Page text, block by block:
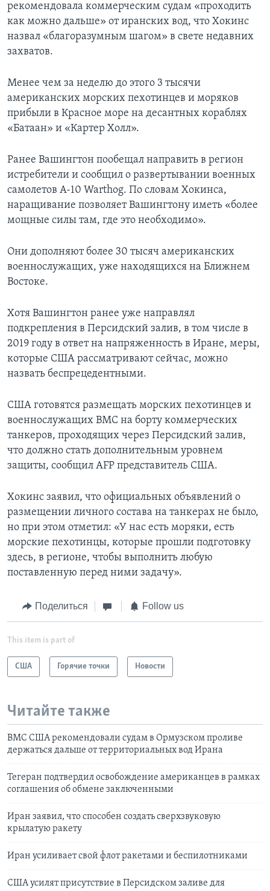
рекомендовала коммерческим судам «проходить
как можно дальше» от иранских вод, что Хокинс
назвал «благоразумным шагом» в свете недавних
захватов.
Менее чем за неделю до этого 3 тысячи
американских морских пехотинцев и моряков
прибыли в Красное море на десантных кораблях
«Батаан» и «Картер Холл».
Ранее Вашингтон пообещал направить в регион
истребители и сообщил о развертывании военных
самолетов A-10 Warthog. По словам Хокинса,
наращивание позволяет Вашингтону иметь «более
мощные силы там, где это необходимо».
Они дополняют более 30 тысяч американских
военнослужащих, уже находящихся на Ближнем
Востоке.
Хотя Вашингтон ранее уже направлял
подкрепления в Персидский залив, в том числе в
2019 году в ответ на напряженность в Иране, меры,
которые США рассматривают сейчас, можно
назвать беспрецедентными.
США готовятся размещать морских пехотинцев и
военнослужащих ВМС на борту коммерческих
танкеров, проходящих через Персидский залив,
что должно стать дополнительным уровнем
защиты, сообщил АFP представитель США.
Хокинс заявил, что официальных объявлений о
размещении личного состава на танкерах не было,
но при этом отметил: «У нас есть моряки, есть
морские пехотинцы, которые прошли подготовку
здесь, в регионе, чтобы выполнить любую
поставленную перед ними задачу».
Поделиться Follow us
This item is part of
США Горячие точки Новости
Читайте также
ВМС США рекомендовали судам в Ормузском проливе
держаться дальше от территориальных вод Ирана
Тегеран подтвердил освобождение американцев в рамках
соглашения об обмене заключенными
Иран заявил, что способен создать сверхзвуковую
крылатую ракету
Иран усиливает свой флот ракетами и беспилотниками
США усилят присутствие в Персидском заливе для